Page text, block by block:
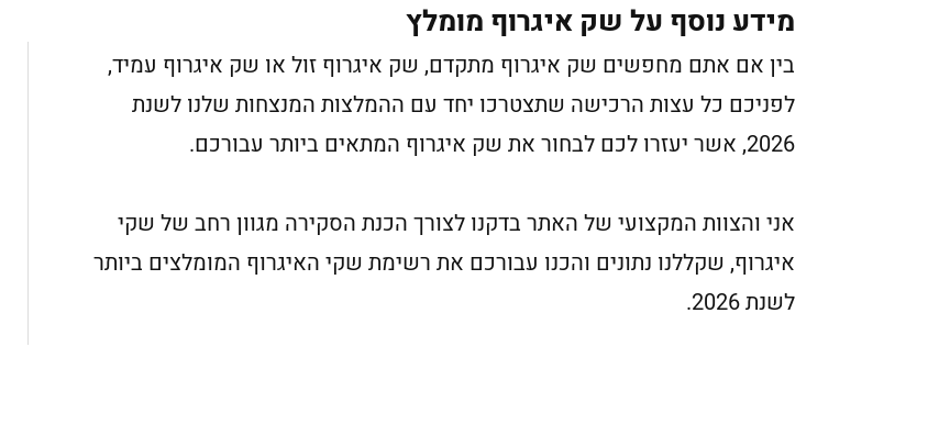
מידע נוסף על שק איגרוף מומלץ
בין אם אתם מחפשים שק איגרוף מתקדם, שק איגרוף זול או שק איגרוף עמיד,
לפניכם כל עצות הרכישה שתצטרכו יחד עם ההמלצות המנצחות שלנו לשנת
2026, אשר יעזרו לכם לבחור את שק איגרוף המתאים ביותר עבורכם.
אני והצוות המקצועי של האתר בדקנו לצורך הכנת הסקירה מגוון רחב של שקי
איגרוף, שקללנו נתונים והכנו עבורכם את רשימת שקי האיגרוף המומלצים ביותר
לשנת 2026.